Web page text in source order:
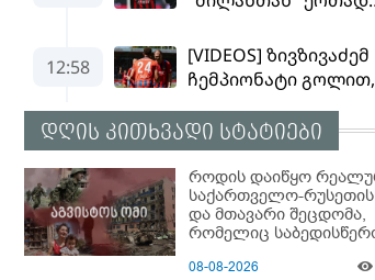
დღის კითხვადი სტატიები
როდის დაიწყო
საქართველო-
და მთავარი შეცდომა,
რომელიც
08-08-2026